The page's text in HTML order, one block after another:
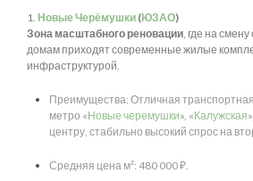
1. Новые Черёмушки (ЮЗАО)
Зона масштабного реновации, где на
домам приходят современные жилые
инфраструктурой.
Преимущества: Отличная
метро «Новые черемушки», «Калужская
центру, стабильно высокий спрос на
Средняя цена м²: 480 000 ₽.